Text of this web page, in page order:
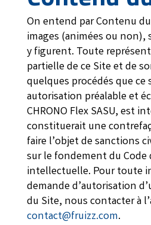
On entend par Contenu
images (animées ou non),
y figurent. Toute
partielle de ce Site et de
quelques procédés que ce
autorisation préalable et
CHRONO Flex SASU, est
constituerait une
faire l’objet de sanctions
sur le fondement du Code
intellectuelle. Pour toute
demande d’autorisation
du Site, nous contacter à
contact@fruizz.com.